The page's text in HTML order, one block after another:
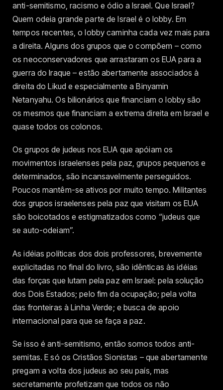
anti-semitismo, racismo e ódio a Israel. Que Israel?
Quem odeia grande parte de Israel é o lobby. Em
tempos recentes, o lobby caminha cada vez mais para
a direita. Alguns dos grupos que o compõem – como
os neoconservadores que arrastaram os EUA para a
guerra do Iraque – estão abertamente associados à
direita do Likud e especialmente a Binyamin
Netanyahu. Os bilionários que financiam o lobby são
os mesmos que financiam a extrema direita em Israel e
quase todos os colonos.
Os grupos de judeus nos EUA que apóiam os
movimentos israelenses pela paz, grupos pequenos e
determinados, são incansavelmente perseguidos.
Poucos mantêm-se ativos por muito tempo. Militantes
dos grupos israelenses pela paz que visitam os EUA
são boicotados e estigmatizados como “judeus que
se auto-odeiam”.
As idéias políticas dos dois professores, brevemente
explicitadas no final do livro, são idênticas às idéias
das forças que lutam pela paz em Israel: pela solução
dos Dois Estados; pelo fim da ocupação; pela volta
das fronteiras à Linha Verde; e busca de apoio
internacional para que se faça a paz.
Se isso é anti-semitismo, então somos todos anti-
semitas. E só os Cristãos Sionistas – que abertamente
pregam a volta dos judeus ao seu país, mas
secretamente profetizam que todos os não